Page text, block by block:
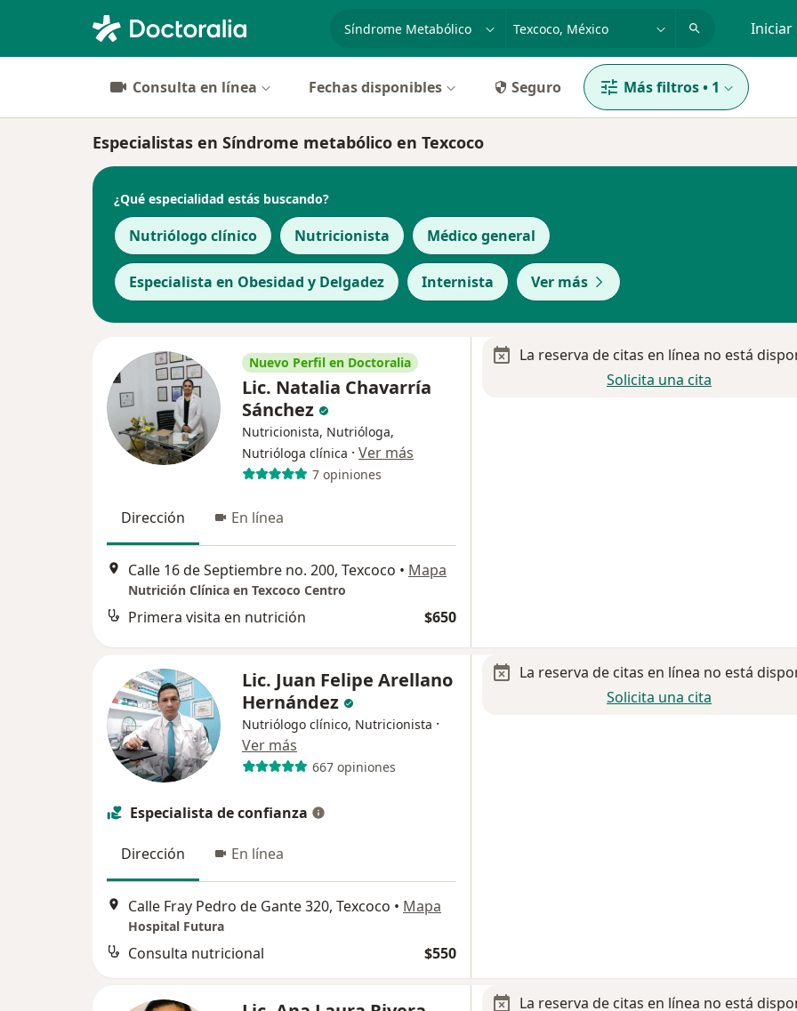
especialidad, enfermedad o nombre
p. ej. Guadalajara Iniciar
Consulta en línea Fechas disponibles Seguro Más filtros• 1
Especialistas en Síndrome metabólico en Texcoco
¿Qué especialidad estás buscando?
Nutriólogo clínico Nutricionista Médico general
Especialista en Obesidad y Delgadez Internista Ver más
Nuevo Perfil en Doctoralia
Lic. Natalia Chavarría
Sánchez
Nutricionista, Nutrióloga,
Nutrióloga clínica · Ver más
7 opiniones
Dirección En línea
Calle 16 de Septiembre no. 200, Texcoco • Mapa
Nutrición Clínica en Texcoco Centro
Primera visita en nutrición $650
La reserva de citas en línea no está
Solicita una cita
Lic. Juan Felipe Arellano
Hernández
Nutriólogo clínico, Nutricionista ·
Ver más
667 opiniones
Especialista de confianza
Dirección En línea
Calle Fray Pedro de Gante 320, Texcoco • Mapa
Hospital Futura
Consulta nutricional $550
La reserva de citas en línea no está
Solicita una cita
La reserva de citas en línea no está